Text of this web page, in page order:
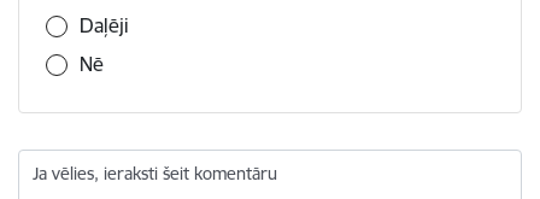
Daļēji
Nē
Ja vēlies, ieraksti šeit komentāru